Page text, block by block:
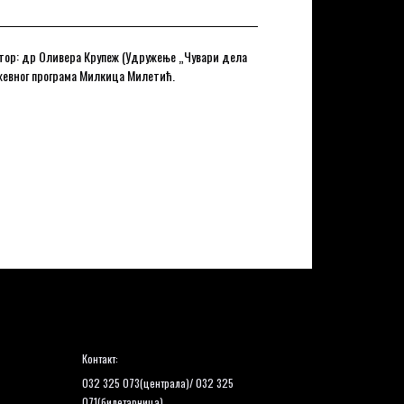
др Оливера Крупеж (Удружење „Чувари дела
програма Милкица Милетић.
Контакт:
032 325 073(централа)/ 032 325